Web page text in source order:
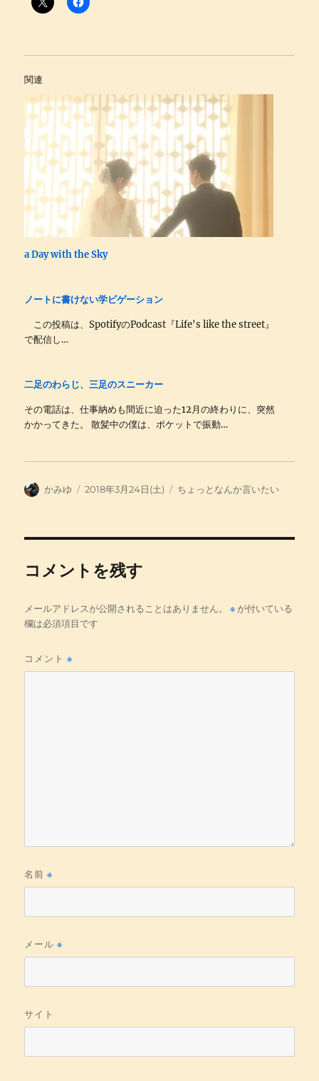
関連
a Day with the Sky
ノートに書けない学ビゲーション
この投稿は、SpotifyのPodcast『Life's like the street』
で配信し…
二足のわらじ、三足のスニーカー
その電話は、仕事納めも間近に迫った12月の終わりに、突然
かかってきた。 散髪中の僕は、ポケットで振動…
投
かみゆ
投
2018年3月24日(土)
カ
ちょっとなんか言いたい
コメントを残す
メールアドレスが公開されることはありません。 ※が付いている
欄は必須項目です
コメント※
名前※
メール※
サイト